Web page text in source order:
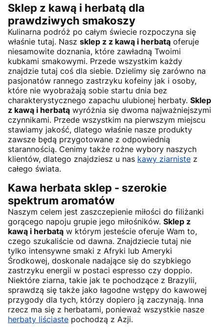
Sklep z kawą i herbatą dla
prawdziwych smakoszy
Kulinarna podróż po całym świecie rozpoczyna się
właśnie tutaj. Nasz sklep z z kawą i herbatą oferuje
niesamowite doznania, które zawładną Twoimi
kubkami smakowymi. Przede wszystkim każdy
znajdzie tutaj coś dla siebie. Dzielimy się zarówno na
pasjonatów rannego zastrzyku kofeiny jak i osoby,
które nie wyobrażają sobie startu dnia bez
charakterystycznego zapachu ulubionej herbaty. Sklep
z kawą i herbatą wyróżnia się dwoma najważniejszymi
czynnikami. Przede wszystkim na pierwszym miejscu
stawiamy jakość, dlatego właśnie nasze produkty
zawsze będą przygotowane z odpowiednią
starannością. Cenimy także rożne wybory naszych
klientów, dlatego znajdziesz u nas kawy ziarniste z
całego świata.
Kawa herbata sklep - szerokie
spektrum aromatów
Naszym celem jest zaszczepienie miłości do filiżanki
gorącego napoju grupie jego miłośników. Sklep z
kawą i herbatą w którym jesteście oferuje Wam to,
czego szukaliście od dawna. Znajdziecie tutaj nie
tylko intensywne smaki z Afryki lub Ameryki
Środkowej, doskonale nadające się do szybkiego
zastrzyku energii w postaci espresso czy doppio.
Niektóre ziarna, takie jak te pochodzące z Brazylii,
sprawdzą się także jako łagodne wstępy do kawowej
przygody dla tych, którzy dopiero ją zaczynają. Inna
rzecz ma się z herbatami, ponieważ wszystkie nasze
herbaty liściaste pochodzą z Azji.